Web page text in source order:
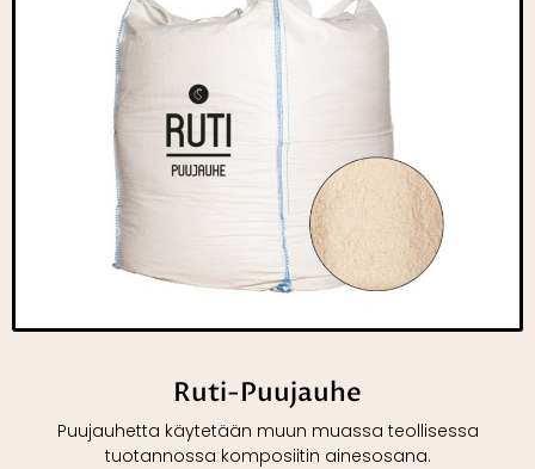
Ruti-Puujauhe
Puujauhetta käytetään muun muassa teollisessa
tuotannossa komposiitin ainesosana.